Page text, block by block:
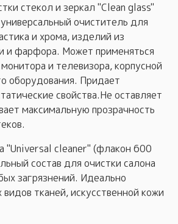
стекол и зеркал "Clean glass"
очиститель для
и хрома, изделий из
и фарфора. Может применяться
и телевизора, корпусной
оборудования. Придает
свойства.Не оставляет
максимальную прозрачность
"Universal сleaner" (флакон 600
состав для очистки салона
загрязнений. Идеально
тканей, искусственной кожи